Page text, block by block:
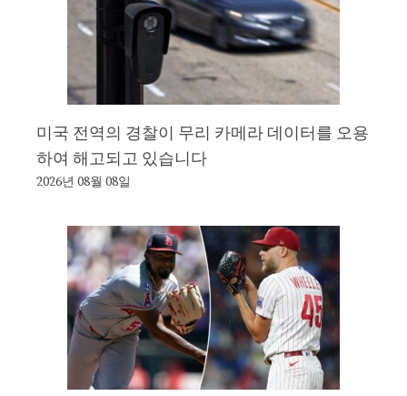
미국 전역의 경찰이 무리 카메라 데이터를 오용
하여 해고되고 있습니다
2026년 08월 08일